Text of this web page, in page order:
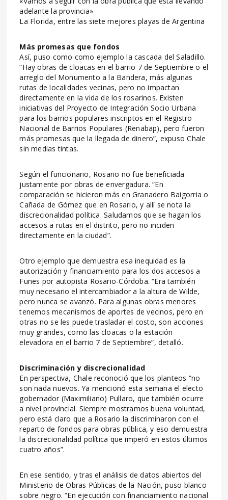
adelante la provincia»
La Florida, entre las siete mejores playas de Argentina
Más promesas que fondos
Así, puso como como ejemplo la cascada del Saladillo.
“Hay obras de cloacas en el barrio 7 de Septiembre o el
arreglo del Monumento a la Bandera, más algunas
rutas de localidades vecinas, pero no impactan
directamente en la vida de los rosarinos. Existen
iniciativas del Proyecto de Integración Socio Urbana
para los barrios populares inscriptos en el Registro
Nacional de Barrios Populares (Renabap), pero fueron
más promesas que la llegada de dinero”, expuso Chale
sin medias tintas.
Según el funcionario, Rosario no fue beneficiada
justamente por obras de envergadura. “En
comparación se hicieron más en Granadero Baigorria o
Cañada de Gómez que en Rosario, y allí se nota la
discrecionalidad política. Saludamos que se hagan los
accesos a rutas en el distrito, pero no inciden
directamente en la ciudad”.
Otro ejemplo que demuestra esa inequidad es la
autorización y financiamiento para los dos accesos a
Funes por autopista Rosario-Córdoba. “Era también
muy necesario el intercambiador a la altura de Wilde,
pero nunca se avanzó. Para algunas obras menores
tenemos mecanismos de aportes de vecinos, pero en
otras no se les puede trasladar el costo, son acciones
muy grandes, como las cloacas o la estación
elevadora en el barrio 7 de Septiembre”, detalló.
Discriminación y discrecionalidad
En perspectiva, Chale reconoció que los planteos “no
son nada nuevos. Ya mencionó esta semana el electo
gobernador (Maximiliano) Pullaro, que también ocurre
a nivel provincial. Siempre mostramos buena voluntad,
pero está claro que a Rosario la discriminaron con el
reparto de fondos para obras pública, y eso demuestra
la discrecionalidad política que imperó en estos últimos
cuatro años”.
En ese sentido, y tras el análisis de datos abiertos del
Ministerio de Obras Públicas de la Nación, puso blanco
sobre negro. “En ejecución con financiamiento nacional